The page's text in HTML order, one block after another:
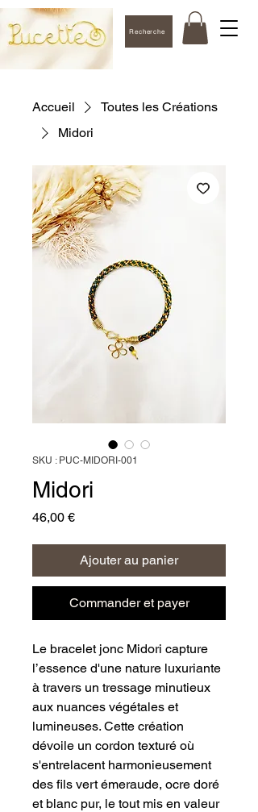
Recherche
Accueil
Toutes les Créations
Midori
SKU : PUC-MIDORI-001
Midori
46,00 €Prix
Ajouter au panier
Commander et payer
Le bracelet jonc Midori capture
l’essence d'une nature luxuriante
à travers un tressage minutieux
aux nuances végétales et
lumineuses. Cette création
dévoile un cordon texturé où
s'entrelacent harmonieusement
des fils vert émeraude, ocre doré
et blanc pur, le tout mis en valeur